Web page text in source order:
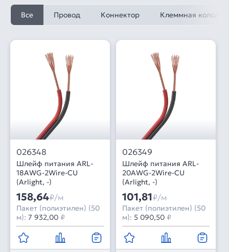
Все Провод Коннектор Клеммная колодка
026348
Шлейф питания ARL-
18AWG-2Wire-CU
(Arlight, -)
158,64₽/м
Пакет (полиэтилен) (50
м): 7 932,00 ₽
026349
Шлейф питания ARL-
20AWG-2Wire-CU
(Arlight, -)
101,81₽/м
Пакет (полиэтилен) (50
м): 5 090,50 ₽